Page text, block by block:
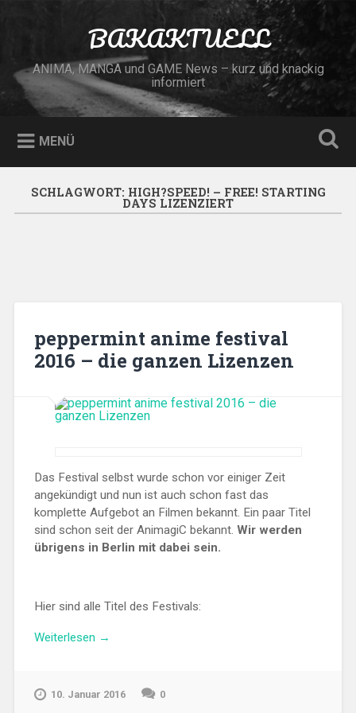
BAKAKTUELL
ANIMA, MANGA und GAME News – kurz und knackig
informiert
MENÜ
SCHLAGWORT: HIGH?SPEED! – FREE! STARTING
DAYS LIZENZIERT
peppermint anime festival
2016 – die ganzen Lizenzen
Das Festival selbst wurde schon vor einiger Zeit
angekündigt und nun ist auch schon fast das
komplette Aufgebot an Filmen bekannt. Ein paar Titel
sind schon seit der AnimagiC bekannt. Wir werden
übrigens in Berlin mit dabei sein.
Hier sind alle Titel des Festivals:
Weiterlesen „peppermint
2016
→
10. Januar 2016 0